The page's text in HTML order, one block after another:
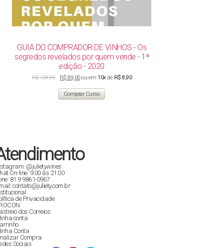
GUIA DO COMPRADOR DE VINHOS - Os
segredos revelados por quem vende - 1ª
edição - 2020
R$129,90
preço
original
R$ 129,90.
R$ 89,00O
preço
atual
é:
R$ 89,00.
ou em 10xde R$ 8,90
Comprar Curso
@julietywines
On-line: 9:00 às 21:00
81 9 9861-0967
contato@juliety.com.br
de Privacidade
dos Correios
conta
Conta
Compra
Sociais